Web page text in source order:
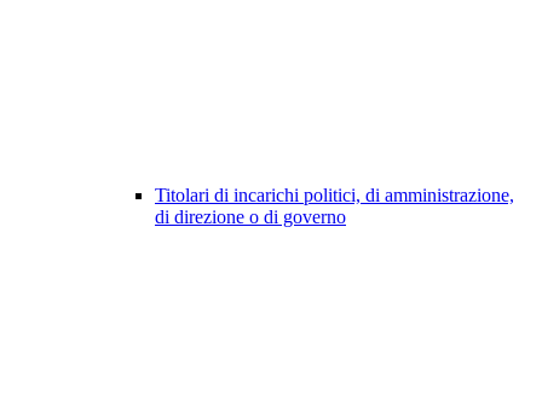
Titolari di incarichi politici, di amministrazione,
di direzione o di governo